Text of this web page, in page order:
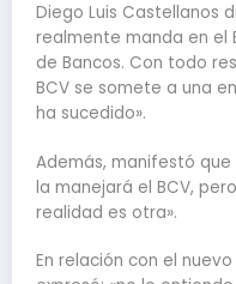
Diego Luis Castellanos
realmente manda en el
de Bancos. Con todo
BCV se somete a una
ha sucedido».
Además, manifestó
la manejará el BCV,
realidad es otra».
En relación con el